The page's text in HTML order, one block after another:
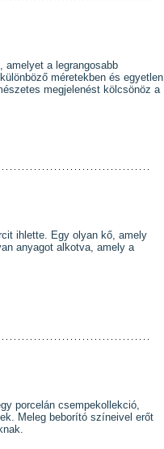
amelyet a legrangosabb
méretekben és egyetlen
megjelenést kölcsönöz a
ihlette. Egy olyan kő, amely
anyagot alkotva, amely a
porcelán csempekollekció,
Meleg beborító színeivel erőt